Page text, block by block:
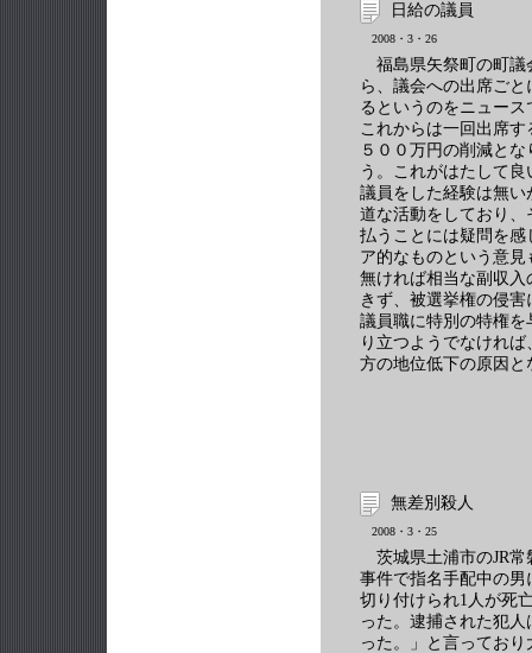
日給の議員
2008・3・26
福島県矢祭町の町議
ら、議会への出席ご
るというのをニュース
これからは一回出席
５００万円の削減と
う。これがはたして
議員をした経験は無
道な活動をしており
払うことには疑問を
ア的なものという意
無ければ相当な副収
きず、被選挙権の侵害
議員職に特別の特権
り立つようでなけれ
方の地位低下の原因
無差別殺人
2008・3・25
茨城県土浦市のJR常
事件で指名手配中の
切り付けられ1人が死
った。逮捕された犯
った。」と言ってお